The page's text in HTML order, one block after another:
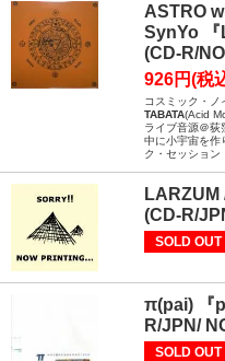
ASTRO
SynYo 『
(CD-R/
926円(税
コスミック・ノ
TABATA(Acid
ライブ音源＠荻
中に小宇宙を作
ク・セッション
LARZUM
(CD-R/
SOLD OUT
π(pai) 『
R/JPN/
SOLD OUT